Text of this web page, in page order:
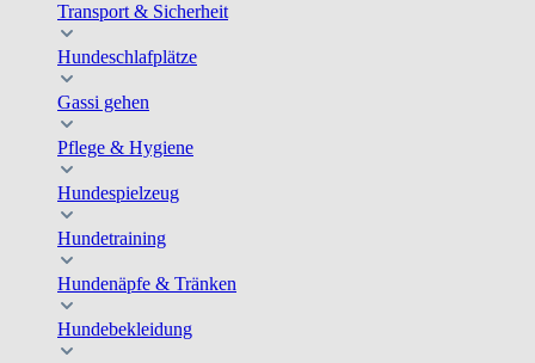
Transport & Sicherheit
Hundeschlafplätze
Gassi gehen
Pflege & Hygiene
Hundespielzeug
Hundetraining
Hundenäpfe & Tränken
Hundebekleidung